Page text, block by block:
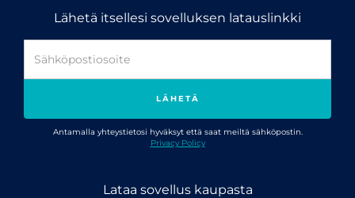
Lähetä itsellesi sovelluksen latauslinkki
Antamalla yhteystietosi hyväksyt että saat meiltä sähköpostin.
Privacy Policy
Lataa sovellus kaupasta